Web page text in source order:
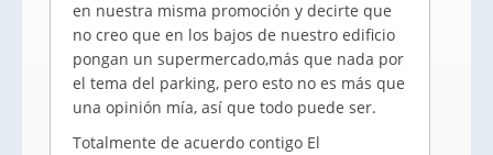
en nuestra misma promoción y decirte que
no creo que en los bajos de nuestro edificio
pongan un supermercado,más que nada por
el tema del parking, pero esto no es más que
una opinión mía, así que todo puede ser.
Totalmente de acuerdo contigo El